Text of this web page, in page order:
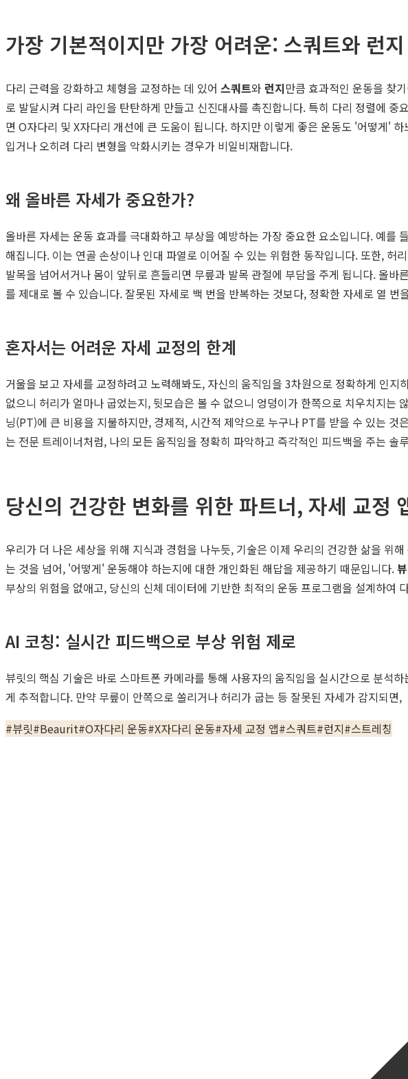
가장 기본적이지만 가장 어려운: 스쿼트와 런지
다리 근력을 강화하고 체형을 교정하는 데 있어 스쿼트와 런지만큼 효과적인 운동을 찾
로 발달시켜 다리 라인을 탄탄하게 만들고 신진대사를 촉진합니다. 특히 다리 정렬에
면 O자다리 및 X자다리 개선에 큰 도움이 됩니다. 하지만 이렇게 좋은 운동도 '어떻게'
입거나 오히려 다리 변형을 악화시키는 경우가 비일비재합니다.
왜 올바른 자세가 중요한가?
올바른 자세는 운동 효과를 극대화하고 부상을 예방하는 가장 중요한 요소입니다. 예를
해집니다. 이는 연골 손상이나 인대 파열로 이어질 수 있는 위험한 동작입니다. 또한,
발목을 넘어서거나 몸이 앞뒤로 흔들리면 무릎과 발목 관절에 부담을 주게 됩니다. 올
를 제대로 볼 수 있습니다. 잘못된 자세로 백 번을 반복하는 것보다, 정확한 자세로 열 번
혼자서는 어려운 자세 교정의 한계
거울을 보고 자세를 교정하려고 노력해봐도, 자신의 움직임을 3차원으로 정확하게 인
없으니 허리가 얼마나 굽었는지, 뒷모습은 볼 수 없으니 엉덩이가 한쪽으로 치우치지
닝(PT)에 큰 비용을 지불하지만, 경제적, 시간적 제약으로 누구나 PT를 받을 수 있는
는 전문 트레이너처럼, 나의 모든 움직임을 정확히 파악하고 즉각적인 피드백을 주는 솔
당신의 건강한 변화를 위한 파트너, 자세 교
우리가 더 나은 세상을 위해 지식과 경험을 나누듯, 기술은 이제 우리의 건강한 삶을 위
는 것을 넘어, '어떻게' 운동해야 하는지에 대한 개인화된 해답을 제공하기 때문입니다.
부상의 위험을 없애고, 당신의 신체 데이터에 기반한 최적의 운동 프로그램을 설계하여
AI 코칭: 실시간 피드백으로 부상 위험 제로
뷰릿의 핵심 기술은 바로 스마트폰 카메라를 통해 사용자의 움직임을 실시간으로 분석
게 추적합니다. 만약 무릎이 안쪽으로 쏠리거나 허리가 굽는 등 잘못된 자세가 감지되면,
#뷰릿#Beaurit#O자다리 운동#X자다리 운동#자세 교정 앱#스쿼트#런지#스트레칭